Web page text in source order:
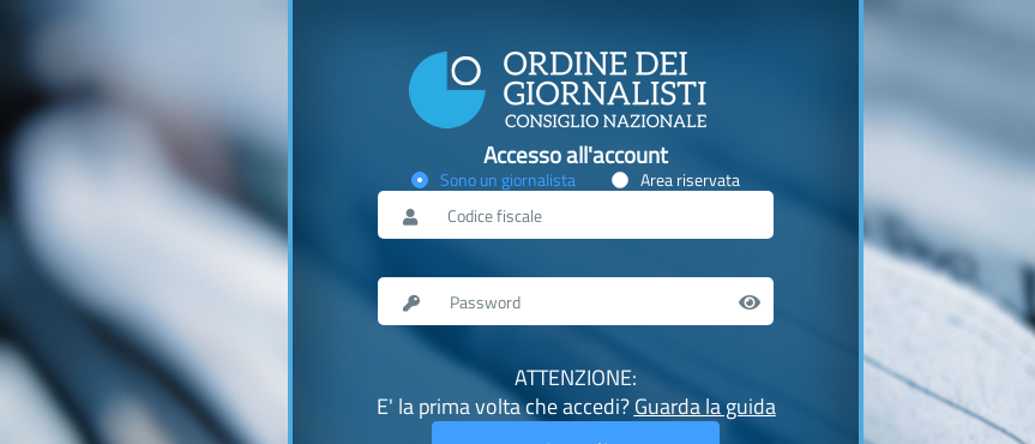
Accesso all'account
Sono un giornalista Area riservata
ATTENZIONE:
E' la prima volta che accedi?Guarda la guida